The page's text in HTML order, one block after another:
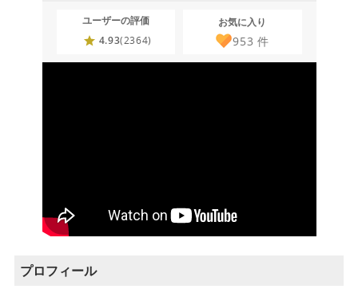
ユーザーの評価
4.93(2364)
お気に入り
953 件
プロフィール